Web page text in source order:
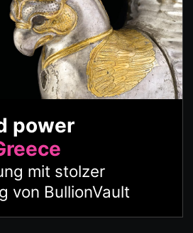
power
mit stolzer
von BullionVault